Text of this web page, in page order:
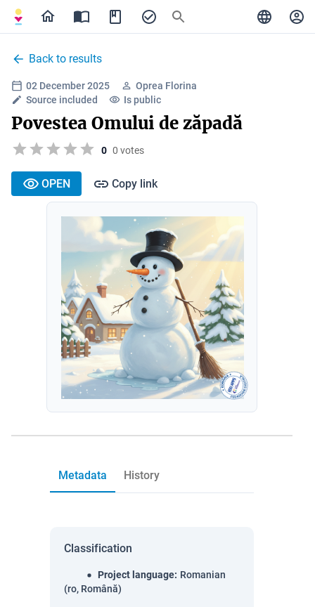
Back to results
02 December 2025
Oprea Florina
Source included
Is public
Povestea Omului de zăpadă
0 0 votes
OPEN Copy link
Metadata History
Classification
Project language: Romanian
(ro, Română)